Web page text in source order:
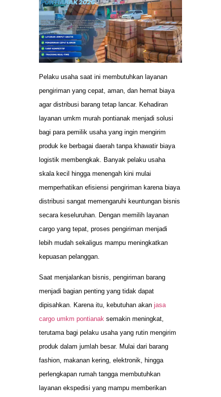
Pelaku usaha saat ini membutuhkan layanan
pengiriman yang cepat, aman, dan hemat biaya
agar distribusi barang tetap lancar. Kehadiran
layanan umkm murah pontianak menjadi solusi
bagi para pemilik usaha yang ingin mengirim
produk ke berbagai daerah tanpa khawatir biaya
logistik membengkak. Banyak pelaku usaha
skala kecil hingga menengah kini mulai
memperhatikan efisiensi pengiriman karena biaya
distribusi sangat memengaruhi keuntungan bisnis
secara keseluruhan. Dengan memilih layanan
cargo yang tepat, proses pengiriman menjadi
lebih mudah sekaligus mampu meningkatkan
kepuasan pelanggan.
Saat menjalankan bisnis, pengiriman barang
menjadi bagian penting yang tidak dapat
dipisahkan. Karena itu, kebutuhan akan jasa
cargo umkm pontianak semakin meningkat,
terutama bagi pelaku usaha yang rutin mengirim
produk dalam jumlah besar. Mulai dari barang
fashion, makanan kering, elektronik, hingga
perlengkapan rumah tangga membutuhkan
layanan ekspedisi yang mampu memberikan